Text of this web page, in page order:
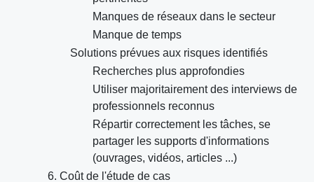
Manques de réseaux dans le secteur
Manque de temps
Solutions prévues aux risques identifiés
Recherches plus approfondies
Utiliser majoritairement des interviews de
professionnels reconnus
Répartir correctement les tâches, se
partager les supports d'informations
(ouvrages, vidéos, articles ...)
6. Coût de l'étude de cas